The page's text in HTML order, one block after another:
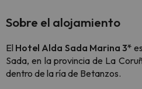
Sobre el alojamiento
El Hotel Alda Sada Marina 3*
Sada, en la provincia de La
dentro de la ría de Betanzos.